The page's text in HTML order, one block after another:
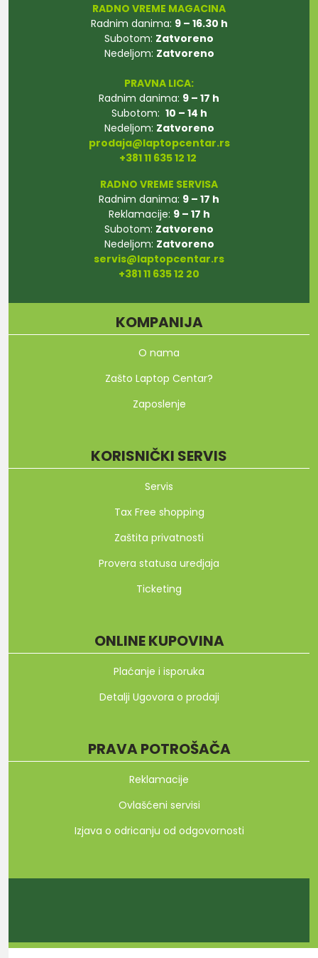
RADNO VREME MAGACINA
Radnim danima: 9 – 16.30 h
Subotom: Zatvoreno
Nedeljom: Zatvoreno
PRAVNA LICA:
Radnim danima: 9 – 17 h
Subotom: 10 – 14 h
Nedeljom: Zatvoreno
prodaja@laptopcentar.rs
+381 11 635 12 12
RADNO VREME SERVISA
Radnim danima: 9 – 17 h
Reklamacije: 9 – 17 h
Subotom: Zatvoreno
Nedeljom: Zatvoreno
servis@laptopcentar.rs
+381 11 635 12 20
KOMPANIJA
O nama
Zašto Laptop Centar?
Zaposlenje
KORISNIČKI SERVIS
Servis
Tax Free shopping
Zaštita privatnosti
Provera statusa uredjaja
Ticketing
ONLINE KUPOVINA
Plaćanje i isporuka
Detalji Ugovora o prodaji
PRAVA POTROŠAČA
Reklamacije
Ovlašćeni servisi
Izjava o odricanju od odgovornosti